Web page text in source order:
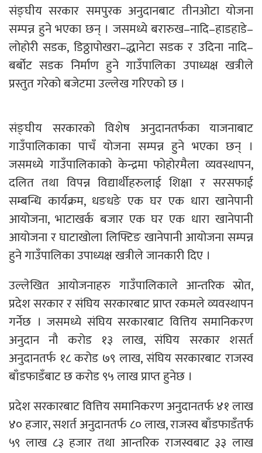
संङ्घीय सरकार समपुरक अनुदानबाट तीनओटा योजना
सम्पन्न हुने भएका छन् । जसमध्ये बरारुख–नादि–हाडहाडे–
लोहोरी सडक, डिठ्ठापोखरा–द्धानेटा सडक र उदिना नादि–
बर्बोट सडक निर्माण हुने गाउँपालिका उपाध्यक्ष खत्रीले
प्रस्तुत गरेको बजेटमा उल्लेख गरिएको छ ।
संङ्घीय सरकारको विशेष अनुदानतर्फका याजनाबाट
गाउँपालिकाका पाचँ योजना सम्पन्न हुने भएका छन् ।
जसमध्ये गाउँपालिकाको केन्द्रमा फोहोरमैला व्यवस्थापन,
दलित तथा विपन्न विद्यार्थीहरुलाई शिक्षा र सरसफाई
सम्बन्धि कार्यक्रम, धङधङे एक घर एक धारा खानेपानी
आयोजना, भाटाखर्क बजार एक घर एक धारा खानेपानी
आयोजना र घाटाखोला लिफ्टिङ खानेपानी आयोजना सम्पन्न
हुने गाउँपालिका उपाध्यक्ष खत्रीले जानकारी दिए ।
उल्लेखित आयोजनाहरु गाउँपालिकाले आन्तरिक स्रोत,
प्रदेश सरकार र संघिय सरकारबाट प्राप्त रकमले व्यवस्थापन
गर्नेछ । जसमध्ये संघिय सरकारबाट वित्तिय समानिकरण
अनुदान नौ करोड १३ लाख, संघिय सरकार शसर्त
अनुदानतर्फ १८ करोड ७९ लाख, संघिय सरकारबाट राजस्व
बाँडफाडँबाट छ करोड ९५ लाख प्राप्त हुनेछ ।
प्रदेश सरकारबाट वित्तिय समानिकरण अनुदानतर्फ ४१ लाख
४० हजार, सशर्त अनुदानतर्फ ८० लाख, राजस्व बाँडफाडँतर्फ
५९ लाख ८३ हजार तथा आन्तरिक राजस्वबाट ३३ लाख